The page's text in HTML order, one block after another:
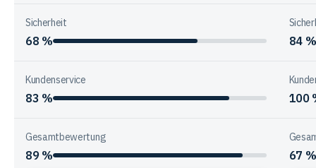
Sicherheit
68 % 84 %
Kundenservice
83 % 100
Gesamtbewertung
89 % 67 %